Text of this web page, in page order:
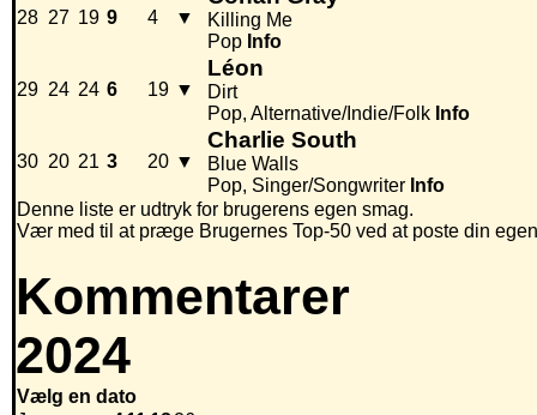
28 27 19 9 4 ▼
Killing Me
Pop Info
29 24 24 6 19 ▼
Léon
Dirt
Pop, Alternative/Indie/Folk Info
30 20 21 3 20 ▼
Charlie South
Blue Walls
Pop, Singer/Songwriter Info
Denne liste er udtryk for brugerens egen smag.
Vær med til at præge Brugernes Top-50 ved at poste din
Kommentarer
2024
Vælg en dato